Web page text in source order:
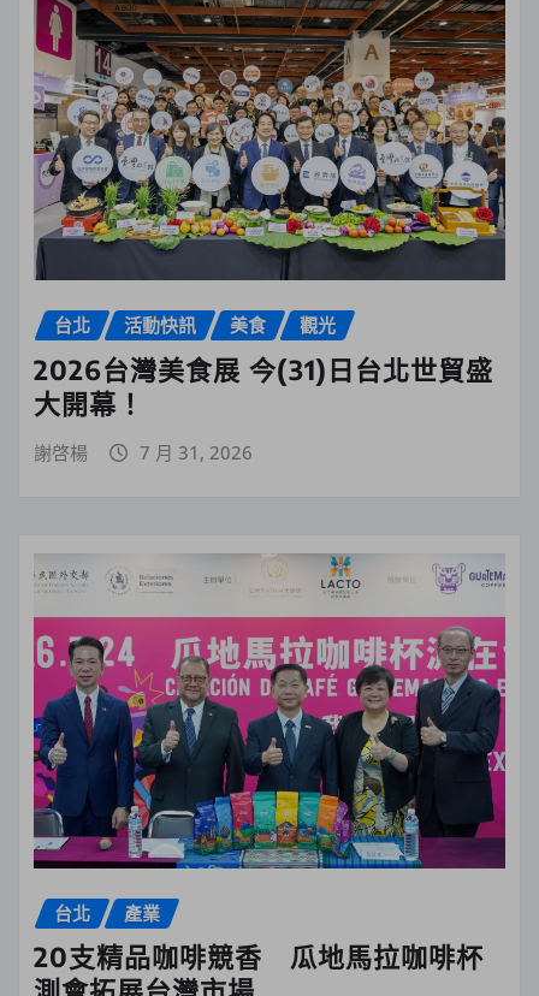
台北 活動快訊 美食 觀光
2026台灣美食展 今(31)日台北世貿盛
大開幕！
謝啓楊 7 月 31, 2026
台北 產業
20支精品咖啡競香 瓜地馬拉咖啡杯